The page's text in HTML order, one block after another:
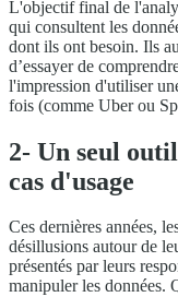
L'objectif final de
qui consultent les
dont ils ont besoin. Ils
d’essayer de
l'impression d'utiliser
fois (comme Uber ou
2- Un seul
cas d'usage
Ces dernières années,
désillusions autour de
présentés par leurs
manipuler les données.